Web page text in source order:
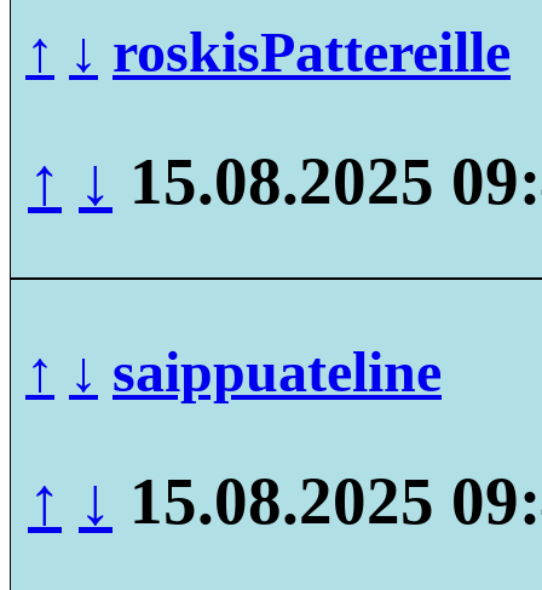
↑ ↓ roskisPattereille
↑ ↓ 15.08.2025
↑ ↓ saippuateline
↑ ↓ 15.08.2025